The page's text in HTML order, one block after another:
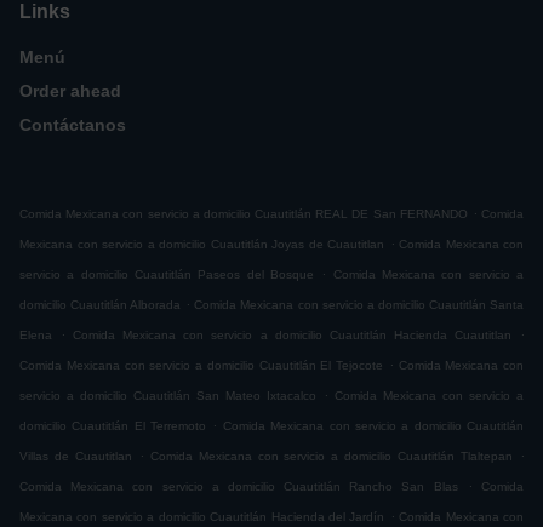
Links
Menú
Order ahead
Contáctanos
Comida Mexicana con servicio a domicilio Cuautitlán REAL DE San FERNANDO . Comida
Mexicana con servicio a domicilio Cuautitlán Joyas de Cuautitlan . Comida Mexicana con
servicio a domicilio Cuautitlán Paseos del Bosque . Comida Mexicana con servicio a
domicilio Cuautitlán Alborada . Comida Mexicana con servicio a domicilio Cuautitlán Santa
Elena . Comida Mexicana con servicio a domicilio Cuautitlán Hacienda Cuautitlan .
Comida Mexicana con servicio a domicilio Cuautitlán El Tejocote . Comida Mexicana con
servicio a domicilio Cuautitlán San Mateo Ixtacalco . Comida Mexicana con servicio a
domicilio Cuautitlán El Terremoto . Comida Mexicana con servicio a domicilio Cuautitlán
Villas de Cuautitlan . Comida Mexicana con servicio a domicilio Cuautitlán Tlaltepan .
Comida Mexicana con servicio a domicilio Cuautitlán Rancho San Blas . Comida
Mexicana con servicio a domicilio Cuautitlán Hacienda del Jardín . Comida Mexicana con